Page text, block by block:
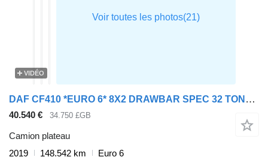
VIDÉO
DAF CF410 *EURO 6* 8X2 DRAWBAR SPEC 32 TONNE BRICK GRAB – 2019 – FP1
40.540 € 34.750 £GB
Camion plateau
2019
148.542 km
Euro 6